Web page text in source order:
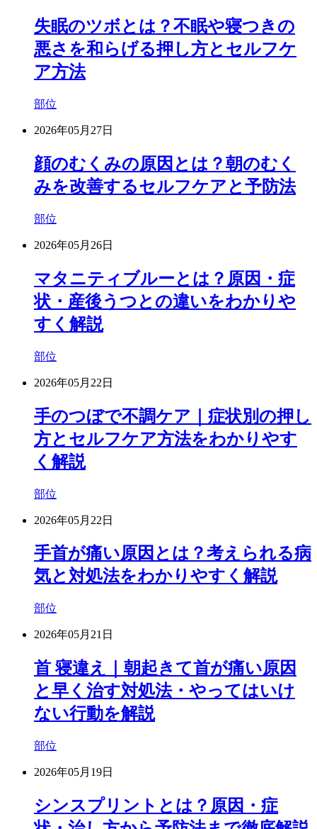
失眠のツボとは？不眠や寝つきの
悪さを和らげる押し方とセルフケ
ア方法
部位
2026年05月27日
顔のむくみの原因とは？朝のむく
みを改善するセルフケアと予防法
部位
2026年05月26日
マタニティブルーとは？原因・症
状・産後うつとの違いをわかりや
すく解説
部位
2026年05月22日
手のつぼで不調ケア｜症状別の押し
方とセルフケア方法をわかりやす
く解説
部位
2026年05月22日
手首が痛い原因とは？考えられる病
気と対処法をわかりやすく解説
部位
2026年05月21日
首 寝違え｜朝起きて首が痛い原因
と早く治す対処法・やってはいけ
ない行動を解説
部位
2026年05月19日
シンスプリントとは？原因・症